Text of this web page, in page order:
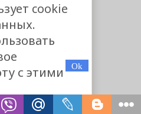
cookie
с этими